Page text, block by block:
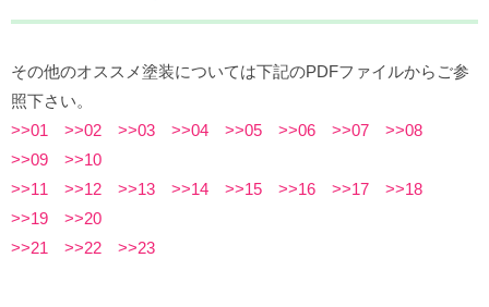
その他のオススメ塗装については下記のPDFファイルからご参
照下さい。
>>01
>>02 >>03 >>04 >>05 >>06 >>07
>>08
>>09
>>10
>>11
>>12 >>13 >>14 >>15 >>16 >>17
>>18
>>19
>>20
>>21
>>22 >>23